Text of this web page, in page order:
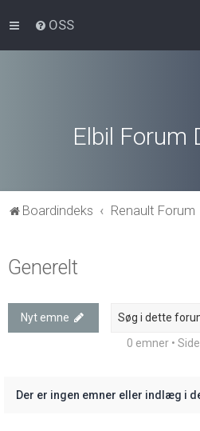
OSS
Elbil Forum
Boardindeks Renault Forum
Generelt
Nyt emne
0 emner • Side
Der er ingen emner eller indlæg i